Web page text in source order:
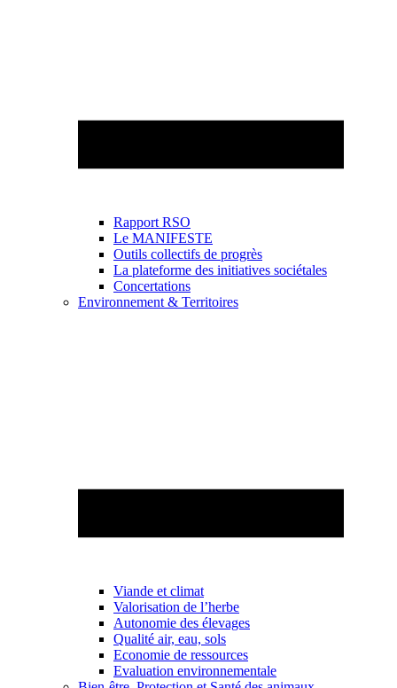
Rapport RSO
Le MANIFESTE
Outils collectifs de progrès
La plateforme des initiatives sociétales
Concertations
Environnement & Territoires
Viande et climat
Valorisation de l’herbe
Autonomie des élevages
Qualité air, eau, sols
Economie de ressources
Evaluation environnementale